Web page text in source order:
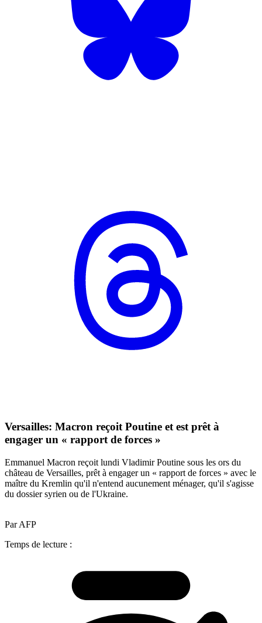
Versailles: Macron reçoit Poutine et est prêt à
engager un « rapport de forces »
Emmanuel Macron reçoit lundi Vladimir Poutine sous les ors du
château de Versailles, prêt à engager un « rapport de forces » avec le
maître du Kremlin qu'il n'entend aucunement ménager, qu'il s'agisse
du dossier syrien ou de l'Ukraine.
Par AFP
Temps de lecture :